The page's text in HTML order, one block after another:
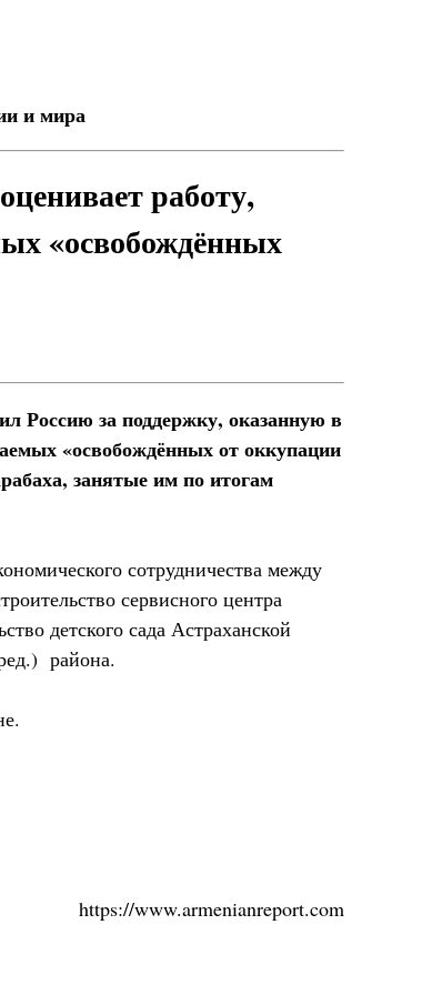
и мира
работу,
«освобождённых
Россию за поддержку, оказанную в
«освобождённых от оккупации
занятые им по итогам
сотрудничества между
сервисного центра
детского сада Астраханской
района.
https://www.armenianreport.com